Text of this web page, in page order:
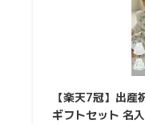
【楽天7冠】出
ギフトセット 名